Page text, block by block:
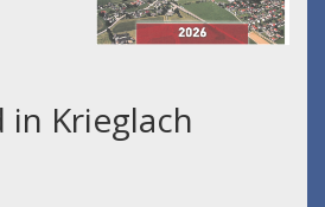
in Krieglach